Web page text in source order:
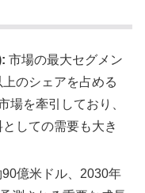
市場の最大セグメン
のシェアを占める
場を牽引しており、
しての需要も大き
億米ドル、2030年